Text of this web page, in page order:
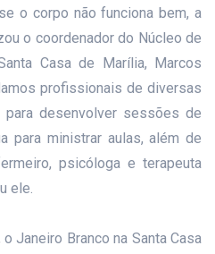
o corpo não funciona bem, a
o coordenador do Núcleo de
Casa de Marília, Marcos
profissionais de diversas
para desenvolver sessões de
para ministrar aulas, além de
psicóloga e terapeuta
ele.
Janeiro Branco na Santa Casa